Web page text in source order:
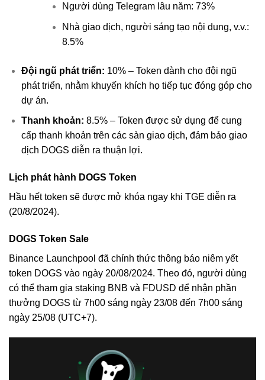
Người dùng Telegram lâu năm: 73%
Nhà giao dịch, người sáng tạo nội dung, v.v.:
8.5%
Đội ngũ phát triển: 10% – Token dành cho đội ngũ
phát triển, nhằm khuyến khích họ tiếp tục đóng góp cho
dự án.
Thanh khoản: 8.5% – Token được sử dụng để cung
cấp thanh khoản trên các sàn giao dịch, đảm bảo giao
dịch DOGS diễn ra thuận lợi.
Lịch phát hành DOGS Token
Hầu hết token sẽ được mở khóa ngay khi TGE diễn ra
(20/8/2024).
DOGS Token Sale
Binance Launchpool đã chính thức thông báo niêm yết
token DOGS vào ngày 20/08/2024. Theo đó, người dùng
có thể tham gia staking BNB và FDUSD để nhận phần
thưởng DOGS từ 7h00 sáng ngày 23/08 đến 7h00 sáng
ngày 25/08 (UTC+7).